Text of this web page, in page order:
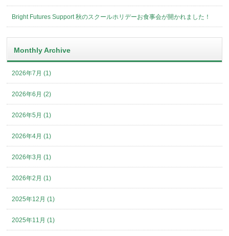
Bright Futures Support 秋のスクールホリデーお食事会が開かれました！
Monthly Archive
2026年7月 (1)
2026年6月 (2)
2026年5月 (1)
2026年4月 (1)
2026年3月 (1)
2026年2月 (1)
2025年12月 (1)
2025年11月 (1)